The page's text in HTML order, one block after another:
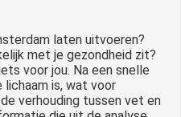
laten uitvoeren?
met je gezondheid zit?
voor jou. Na een snelle
is, wat voor
verhouding tussen vet en